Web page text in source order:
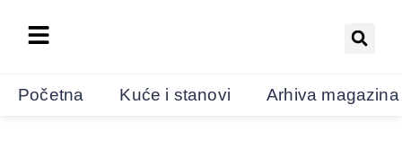
Početna Kuće i stanovi Arhiva magazina